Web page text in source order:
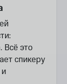
Всё это
спикеру